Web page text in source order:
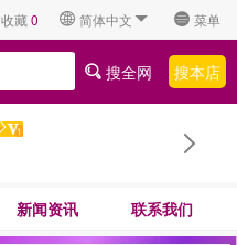
收藏0 简体中文 菜单
搜全网 搜本店
新闻资讯 联系我们